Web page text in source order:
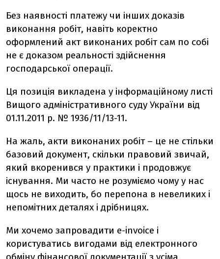
Без наявності платежу чи інших доказів
виконання робіт, навіть коректно
оформлений акт виконаних робіт сам по собі
не є доказом реальності здійснення
господарської операції.
Ця позиція викладена у інформаційному листі
Вищого адміністративного суду України від
01.11.2011 р. № 1936/11/13-11.
На жаль, акти виконаних робіт – це не стільки
базовий документ, скільки правовий звичай,
який вкоренився у практики і продовжує
існування. Ми часто не розуміємо чому у нас
щось не виходить, бо перепона в невеликих і
непомітних деталях і дрібницях.
Ми хочемо запровадити e-invoice і
користуватись вигодами від електронного